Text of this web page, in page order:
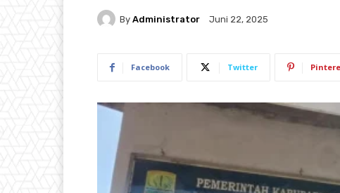
By Administrator Juni 22, 2025
Facebook Twitter